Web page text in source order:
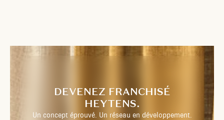
DEVENEZ FRANCHISÉ
HEYTENS.
Un concept éprouvé. Un réseau en développement.